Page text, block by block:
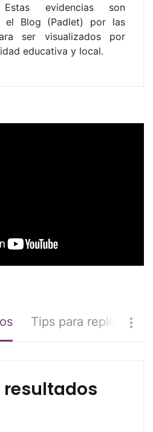
Estas evidencias son
el Blog (Padlet) por las
ser visualizados por
educativa y local.
Tips para replicar